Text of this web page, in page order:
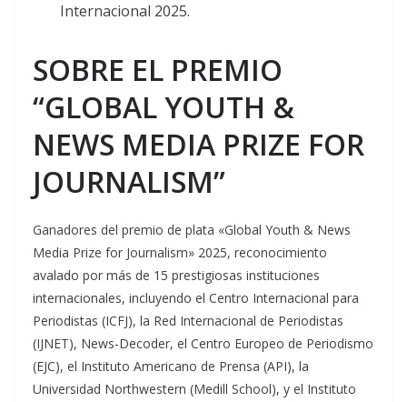
Internacional 2025.
SOBRE EL PREMIO
“GLOBAL YOUTH &
NEWS MEDIA PRIZE FOR
JOURNALISM”
Ganadores del premio de plata «Global Youth & News
Media Prize for Journalism» 2025, reconocimiento
avalado por más de 15 prestigiosas instituciones
internacionales, incluyendo el Centro Internacional para
Periodistas (ICFJ), la Red Internacional de Periodistas
(IJNET), News-Decoder, el Centro Europeo de Periodismo
(EJC), el Instituto Americano de Prensa (API), la
Universidad Northwestern (Medill School), y el Instituto